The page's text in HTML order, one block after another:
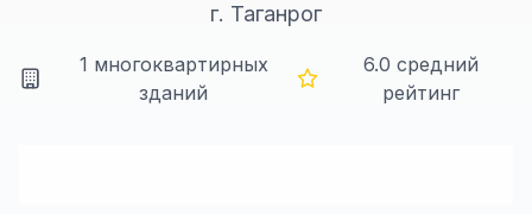
г. Таганрог
1 многоквартирных
зданий
6.0 средний
рейтинг